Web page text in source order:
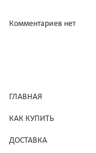
Комментариев нет
ГЛАВНАЯ
КАК КУПИТЬ
ДОСТАВКА